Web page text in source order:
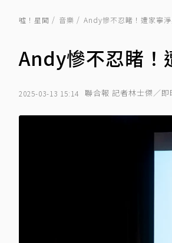
噓！星聞 音樂 Andy慘不忍睹！遭家寧
Andy慘不忍睹！
2025-03-13 15:14 聯合報 記者林士傑／即